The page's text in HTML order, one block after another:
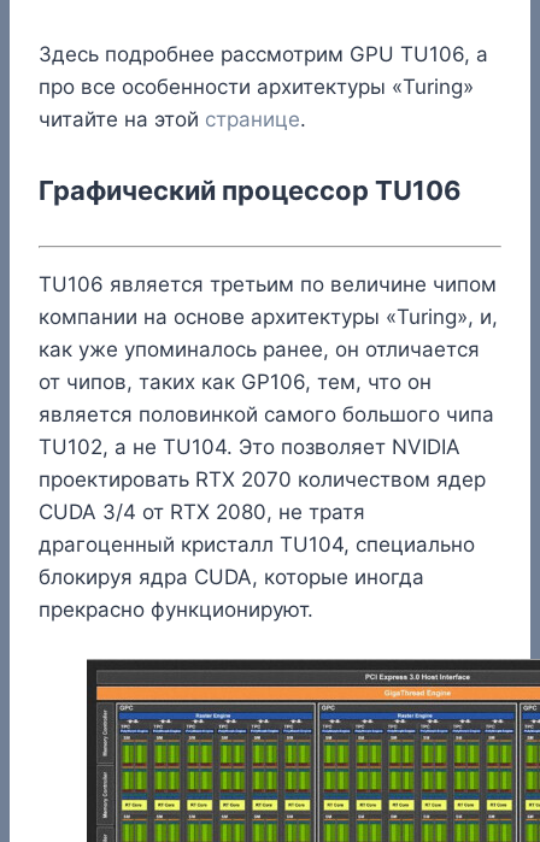
Здесь подробнее рассмотрим GPU TU106, а
про все особенности архитектуры «Turing»
читайте на этой странице.
Графический процессор TU106
TU106 является третьим по величине чипом
компании на основе архитектуры «Turing», и,
как уже упоминалось ранее, он отличается
от чипов, таких как GP106, тем, что он
является половинкой самого большого чипа
TU102, а не TU104. Это позволяет NVIDIA
проектировать RTX 2070 количеством ядер
CUDA 3/4 от RTX 2080, не тратя
драгоценный кристалл TU104, специально
блокируя ядра CUDA, которые иногда
прекрасно функционируют.